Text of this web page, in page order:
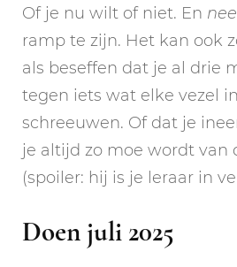
Of je nu wilt of niet. En nee
ramp te zijn. Het kan ook
als beseffen dat je al drie
tegen iets wat elke vezel
schreeuwen. Of dat je
je altijd zo moe wordt van
(spoiler: hij is je leraar in
Doen juli 2025